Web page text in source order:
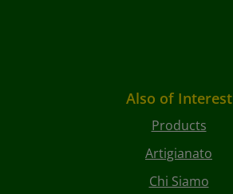
Also of Interest
Products
Artigianato
Chi Siamo